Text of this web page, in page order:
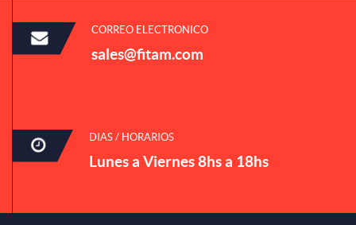
CORREO ELECTRONICO
sales@fitam.com
DIAS / HORARIOS
Lunes a Viernes 8hs a 18hs